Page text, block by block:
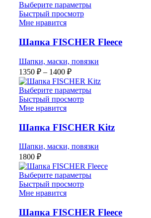
Выберите параметры
Быстрый просмотр
Мне нравится
Шапка FISCHER Fleece
Шапки, маски, повязки
1350 ₽ – 1400 ₽Диапазон
цен:
1350 ₽
–
Выберите параметры
Быстрый просмотр
Мне нравится
Шапка FISCHER Kitz
Шапки, маски, повязки
1800 ₽
Выберите параметры
Быстрый просмотр
Мне нравится
Шапка FISCHER Fleece